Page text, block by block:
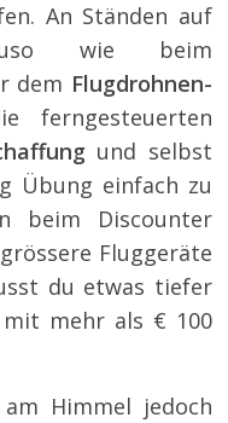
An Ständen auf
wie beim
dem Flugdrohnen-
ferngesteuerten
und selbst
Übung einfach zu
beim Discounter
Fluggeräte
du etwas tiefer
mehr als € 100
Himmel jedoch